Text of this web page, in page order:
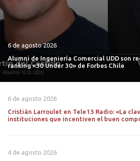
6 de agosto 2026
Alumni de Ingeniería Comercial UDD son
ranking «30 Under 30» de Forbes Chile
6 de agosto 2026
Cristián Larroulet en Tele13 Radio: «La
instituciones que incentiven el buen
4 de agosto 2026